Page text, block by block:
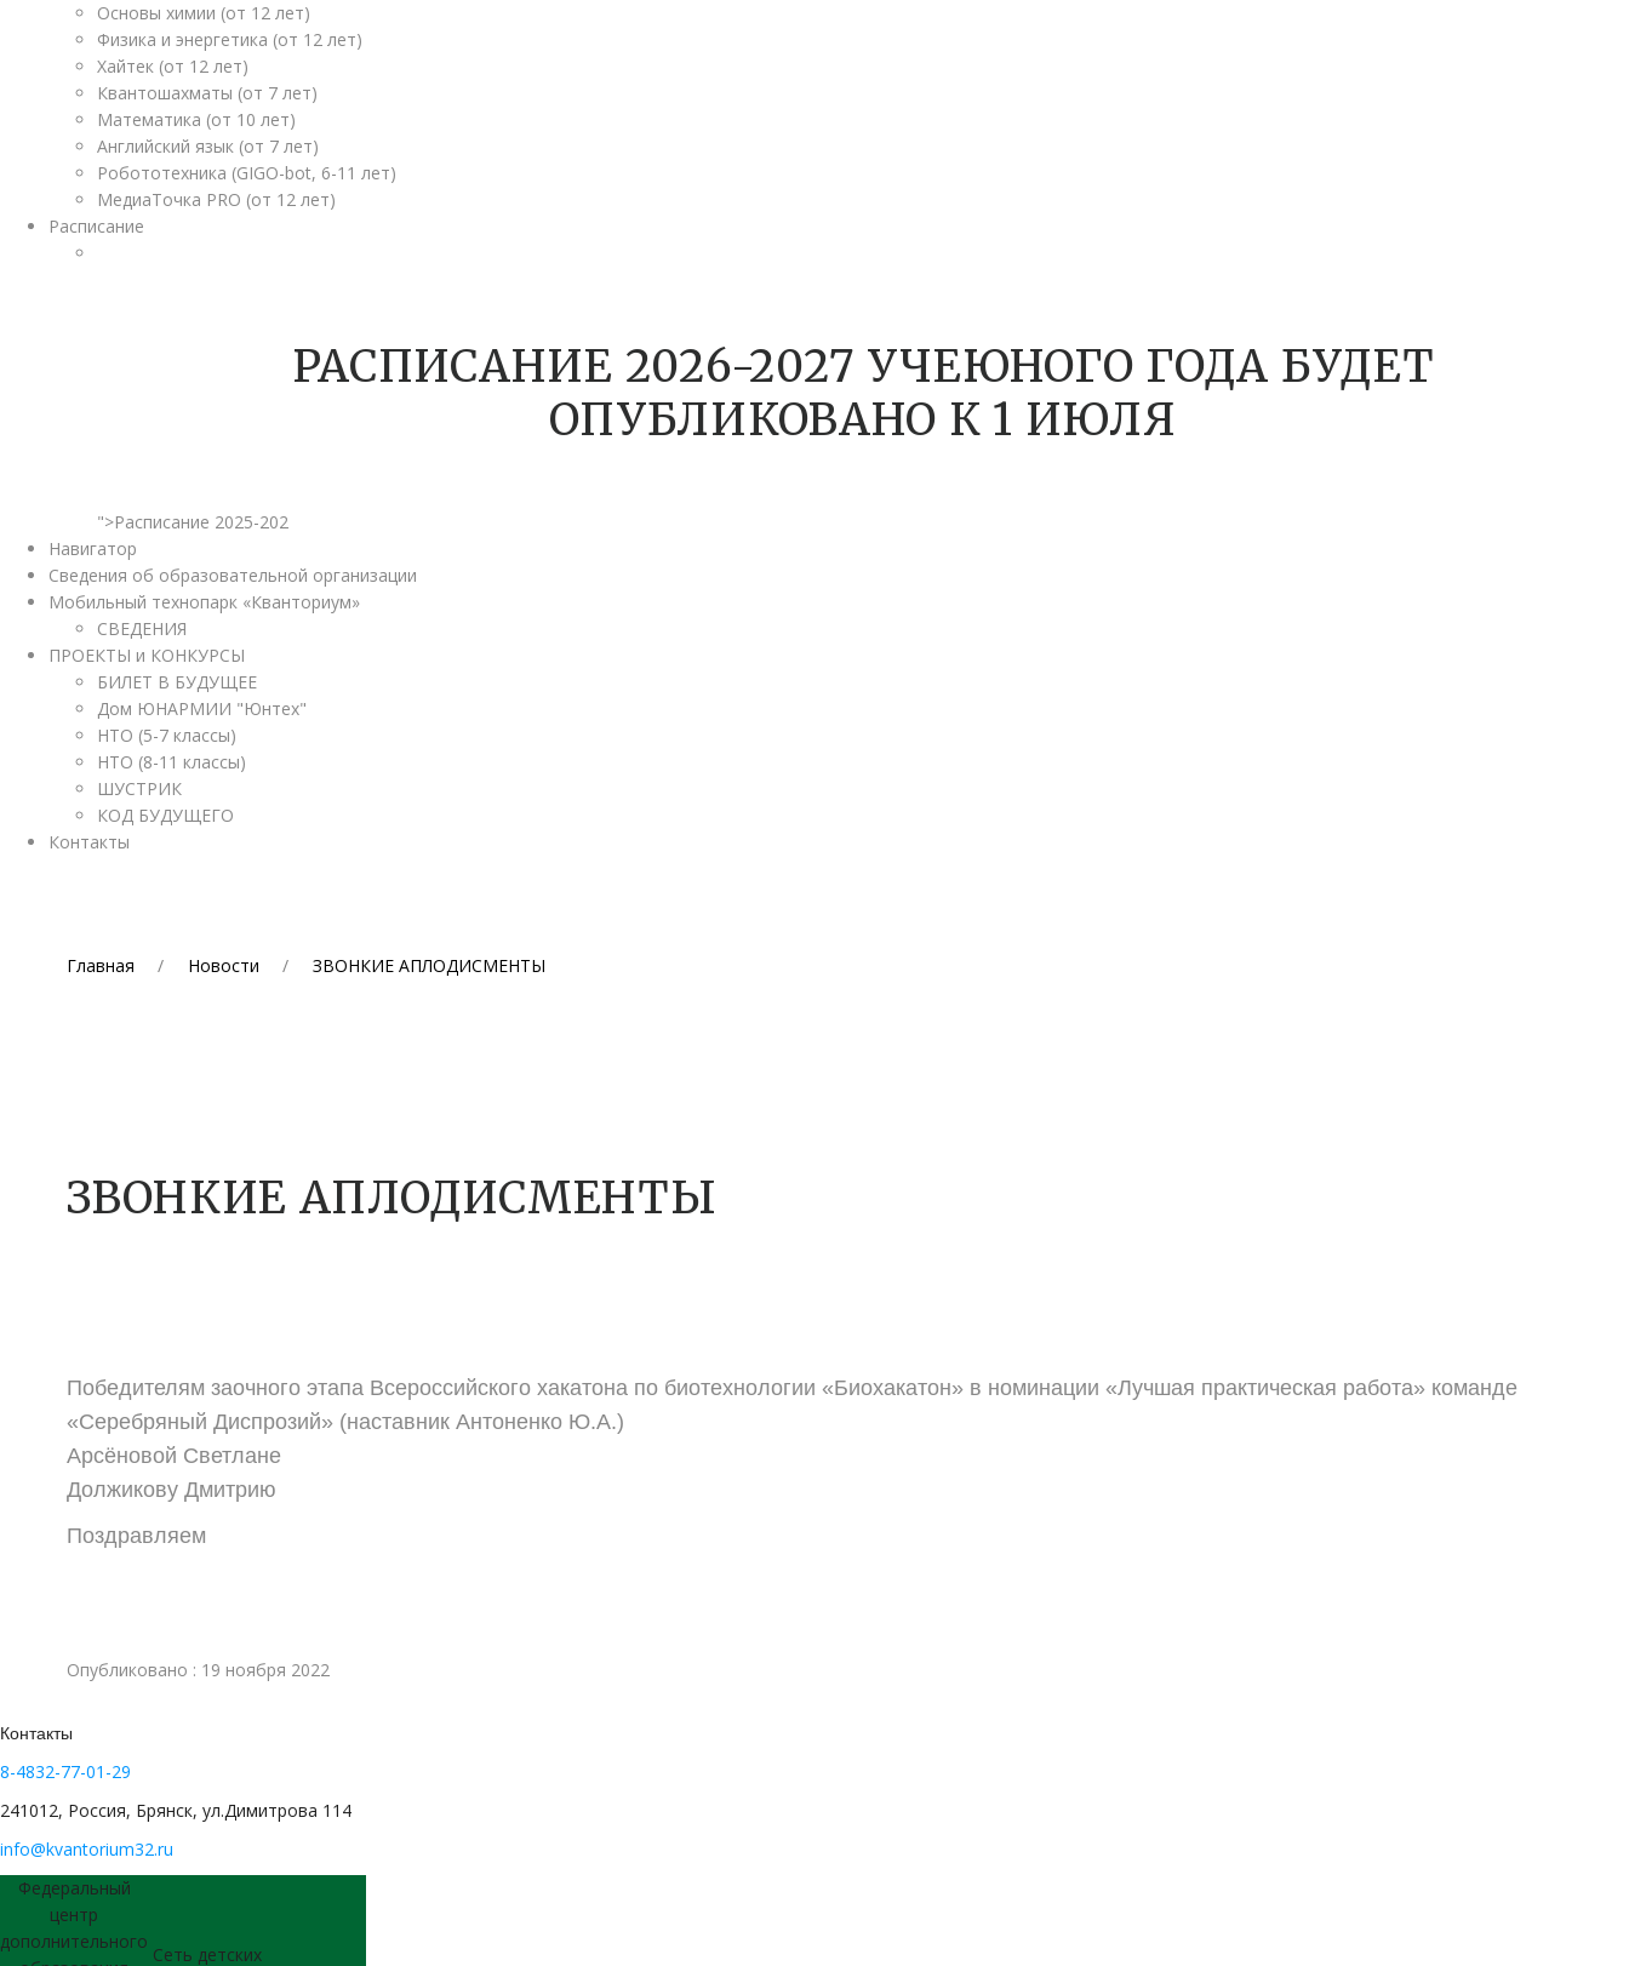
Основы химии (от 12 лет)
Физика и энергетика (от 12 лет)
Хайтек (от 12 лет)
Квантошахматы (от 7 лет)
Математика (от 10 лет)
Английский язык (от 7 лет)
Робототехника (GIGO-bot, 6-11 лет)
МедиаТочка PRO (от 12 лет)
Расписание
РАСПИСАНИЕ 2026-2027 УЧЕЮНОГО ГОДА БУДЕТ
ОПУБЛИКОВАНО К 1 ИЮЛЯ
">Расписание 2025-202
Навигатор
Сведения об образовательной организации
Мобильный технопарк «Кванториум»
СВЕДЕНИЯ
ПРОЕКТЫ и КОНКУРСЫ
БИЛЕТ В БУДУЩЕЕ
Дом ЮНАРМИИ "Юнтех"
НТО (5-7 классы)
НТО (8-11 классы)
ШУСТРИК
КОД БУДУЩЕГО
Контакты
Главная Новости ЗВОНКИЕ АПЛОДИСМЕНТЫ
ЗВОНКИЕ АПЛОДИСМЕНТЫ
Победителям заочного этапа Всероссийского хакатона по биотехнологии «Биохакатон» в номинации «Лучшая практическая работа» команде
«Серебряный Диспрозий» (наставник Антоненко Ю.А.)
Арсёновой Светлане
Должикову Дмитрию
Поздравляем
Опубликовано : 19 ноября 2022
Контакты
8-4832-77-01-29
241012, Россия, Брянск, ул.Димитрова 114
info@kvantorium32.ru
Федеральный
центр
дополнительного
Сеть детских